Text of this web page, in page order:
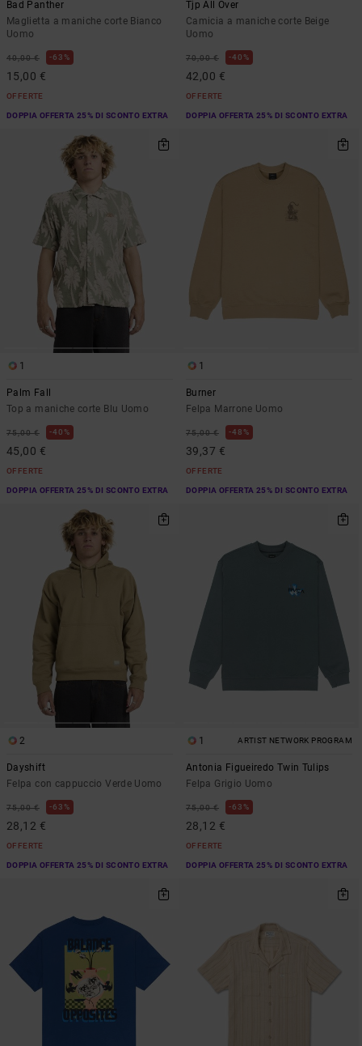
Bad Panther
Maglietta a maniche corte Bianco
Uomo
40,00 € 63%
15,00 €
OFFERTE
DOPPIA OFFERTA 25% DI SCONTO EXTRA
Tjp All Over
Camicia a maniche corte Beige
Uomo
70,00 € 40%
42,00 €
OFFERTE
DOPPIA OFFERTA 25% DI SCONTO EXTRA
1
Palm Fall
Top a maniche corte Blu Uomo
75,00 € 40%
45,00 €
OFFERTE
DOPPIA OFFERTA 25% DI SCONTO EXTRA
1
Burner
Felpa Marrone Uomo
75,00 € 48%
39,37 €
OFFERTE
DOPPIA OFFERTA 25% DI SCONTO EXTRA
2
Dayshift
Felpa con cappuccio Verde Uomo
75,00 € 63%
28,12 €
OFFERTE
DOPPIA OFFERTA 25% DI SCONTO EXTRA
1 ARTIST NETWORK PROGRAM
Antonia Figueiredo Twin Tulips
Felpa Grigio Uomo
75,00 € 63%
28,12 €
OFFERTE
DOPPIA OFFERTA 25% DI SCONTO EXTRA